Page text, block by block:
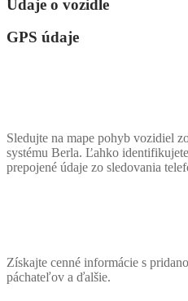
Údaje o vozidle
GPS údaje
Sledujte na mape pohyb vozidiel
systému Berla. Ľahko
prepojené údaje zo sledovania
Získajte cenné informácie s
páchateľov a ďalšie.